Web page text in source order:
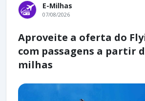
E-Milhas
07/08/2026
Aproveite a oferta do
com passagens a partir
milhas